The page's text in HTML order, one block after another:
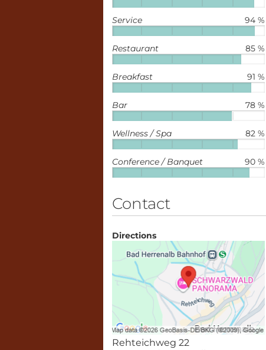
94 %
Service
85 %
Restaurant
91 %
Breakfast
78 %
Bar
82 %
Wellness / Spa
90 %
Conference / Banquet
Contact
Directions
Rehteichweg 22